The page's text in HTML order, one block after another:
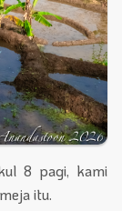
8 pagi, kami
itu.